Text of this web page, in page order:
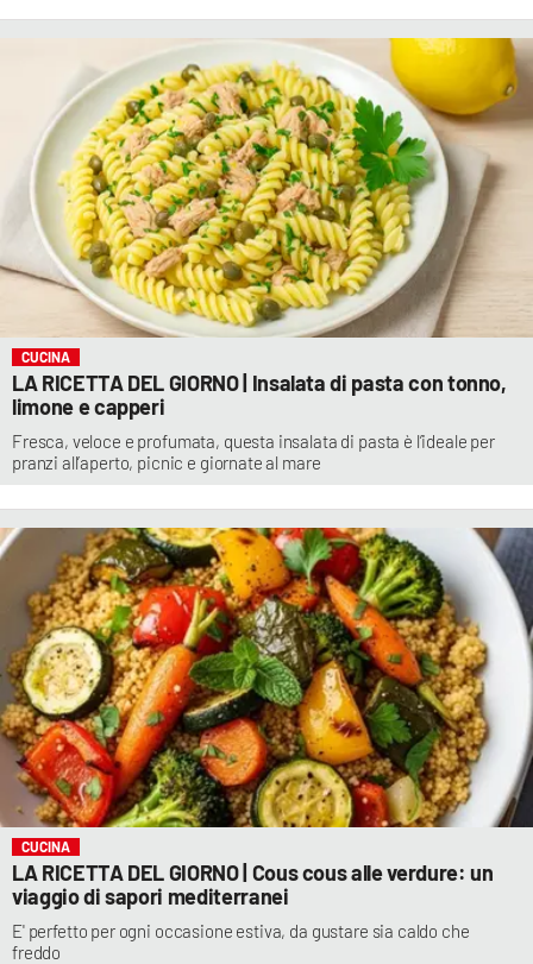
CUCINA
LA RICETTA DEL GIORNO | Insalata di pasta con tonno,
limone e capperi
Fresca, veloce e profumata, questa insalata di pasta è l’ideale per
pranzi all’aperto, picnic e giornate al mare
CUCINA
LA RICETTA DEL GIORNO | Cous cous alle verdure: un
viaggio di sapori mediterranei
E' perfetto per ogni occasione estiva, da gustare sia caldo che
freddo